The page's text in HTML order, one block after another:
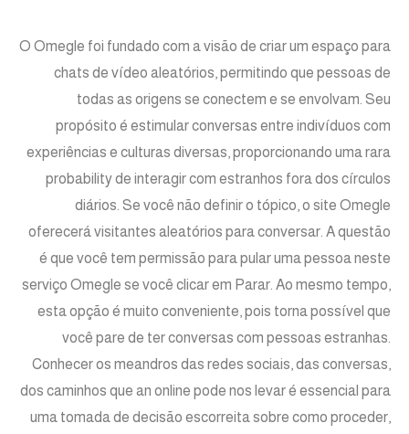
O Omegle foi fundado com a visão de criar um espaço para
chats de vídeo aleatórios, permitindo que pessoas de
todas as origens se conectem e se envolvam. Seu
propósito é estimular conversas entre indivíduos com
experiências e culturas diversas, proporcionando uma rara
probability de interagir com estranhos fora dos círculos
diários. Se você não definir o tópico, o site Omegle
oferecerá visitantes aleatórios para conversar. A questão
é que você tem permissão para pular uma pessoa neste
serviço Omegle se você clicar em Parar. Ao mesmo tempo,
esta opção é muito conveniente, pois torna possível que
você pare de ter conversas com pessoas estranhas.
Conhecer os meandros das redes sociais, das conversas,
dos caminhos que an online pode nos levar é essencial para
uma tomada de decisão escorreita sobre como proceder,